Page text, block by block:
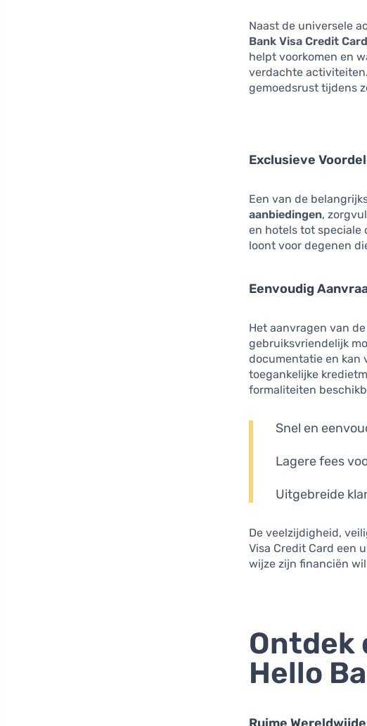
Naast de universele
Bank Visa Credit Card
helpt voorkomen en
verdachte
gemoedsrust tijdens
Exclusieve
Een van de
aanbiedingen,
en hotels tot speciale
loont voor degenen
Eenvoudig
Het aanvragen van de
gebruiksvriendelijk
documentatie en kan
toegankelijke
formaliteiten
Snel en
Lagere fees
Uitgebreide
De veelzijdigheid,
Visa Credit Card een
wijze zijn financiën
Ontdek
Hello